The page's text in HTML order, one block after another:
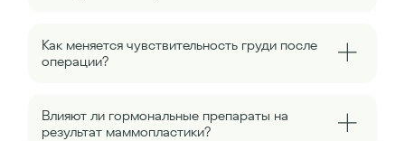
Как меняется чувствительность груди после
операции?
Влияют ли гормональные препараты на
результат маммопластики?